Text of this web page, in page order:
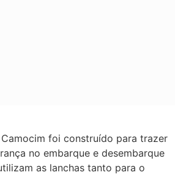
foi construído para trazer
no embarque e desembarque
as lanchas tanto para o